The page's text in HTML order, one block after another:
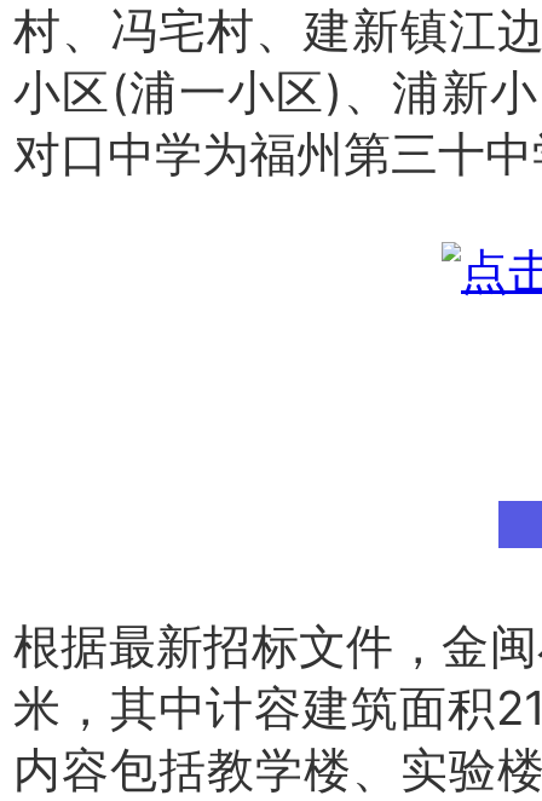
村、冯宅村、建新镇江
小区(浦一小区)、浦新
对口中学为福州第三十
根据最新招标文件，金
米，其中计容建筑面积
内容包括教学楼、实验